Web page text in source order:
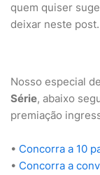
quem quiser
deixar neste
Nosso especial
Série, abaixo
premiação
• Concorra a 10
• Concorra a